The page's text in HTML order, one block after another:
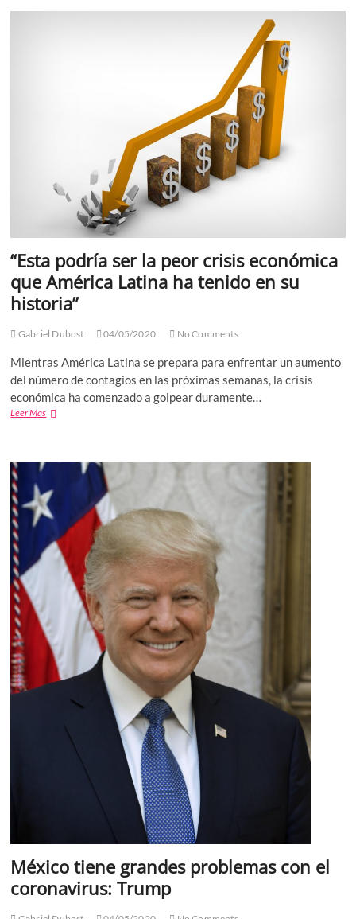
en
Pittsburgh
Pensilvania
“Esta podría ser la peor crisis económica
que América Latina ha tenido en su
historia”
Gabriel Dubost 04/05/2020 No Comments
Mientras América Latina se prepara para enfrentar un aumento
del número de contagios en las próximas semanas, la crisis
económica ha comenzado a golpear duramente…
Leer Mas“Esta
económica
que
América
Latina
ha
tenido
historia”
México tiene grandes problemas con el
coronavirus: Trump